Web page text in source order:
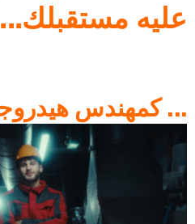
عليه مستقبلك...
... كمهندس